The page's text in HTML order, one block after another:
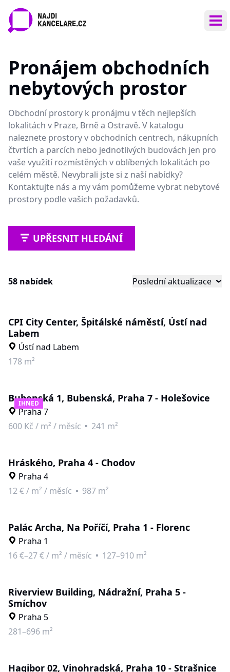
Pronájem obchodních
nebytových prostor
Obchodní prostory k pronájmu v těch nejlepších
lokalitách v Praze, Brně a Ostravě. V katalogu
naleznete prostory v obchodních centrech, nákupních
čtvrtích a parcích nebo jednotlivých budovách jen pro
vaše využití rozmístěných v oblíbených lokalitách po
celém městě. Nevybrali jste si z naší nabídky?
Kontaktujte nás a my vám pomůžeme vybrat nebytové
prostory podle vašich požadavků.
UPŘESNIT HLEDÁNÍ
58 nabídek Poslední aktualizace
CPI City Center, Špitálské náměstí, Ústí nad
Labem
Ústí nad Labem
178 m²
IHNED
Bubenská 1, Bubenská, Praha 7 - Holešovice
Praha 7
600 Kč / m² / měsíc 241 m²
Hráského, Praha 4 - Chodov
Praha 4
12 €/ m² / měsíc 987 m²
Palác Archa, Na Poříčí, Praha 1 - Florenc
Praha 1
16 €–27 €/ m² / měsíc 127–910 m²
Riverview Building, Nádražní, Praha 5 -
Smíchov
Praha 5
281–696 m²
Hagibor 02, Vinohradská, Praha 10 - Strašnice